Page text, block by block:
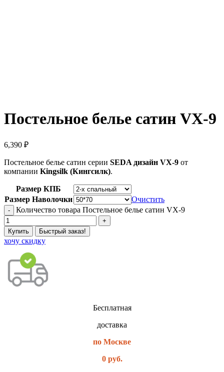
Постельное белье сатин VX-9
6,390 ₽
Постельное белье сатин серии SEDA дизайн VX-9 от
компании Kingsilk (Кингсилк).
Размер КПБ
Размер Наволочки
Очистить
Количество товара Постельное белье сатин VX-9
Купить Быстрый заказ!
хочу скидку
Бесплатная
доставка
по Москве
0 руб.